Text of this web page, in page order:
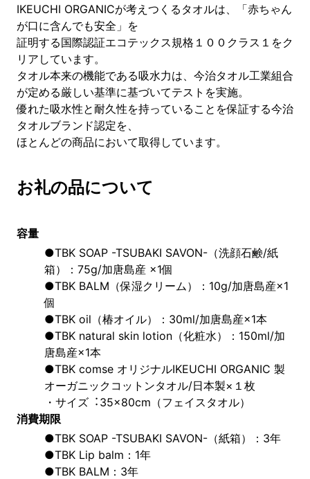
IKEUCHI ORGANICが考えつくるタオルは、「赤ちゃん
が口に含んでも安全」を
証明する国際認証エコテックス規格１００クラス１をク
リアしています。
タオル本来の機能である吸水力は、今治タオル工業組合
が定める厳しい基準に基づいてテストを実施。
優れた吸水性と耐久性を持っていることを保証する今治
タオルブランド認定を、
ほとんどの商品において取得しています。
お礼の品について
容量
●TBK SOAP -TSUBAKI SAVON-（洗顔石鹸/紙
箱）：75g/加唐島産 ×1個
●TBK BALM（保湿クリーム）：10g/加唐島産×1
個
●TBK oil（椿オイル）：30ml/加唐島産×1本
●TBK natural skin lotion（化粧水）：150ml/加
唐島産×1本
●TBK comse オリジナルIKEUCHI ORGANIC 製
オーガニックコットンタオル/日本製×１枚
・サイズ︓35×80cm（フェイスタオル）
消費期限
●TBK SOAP -TSUBAKI SAVON-（紙箱）：3年
●TBK Lip balm：1年
●TBK BALM：3年